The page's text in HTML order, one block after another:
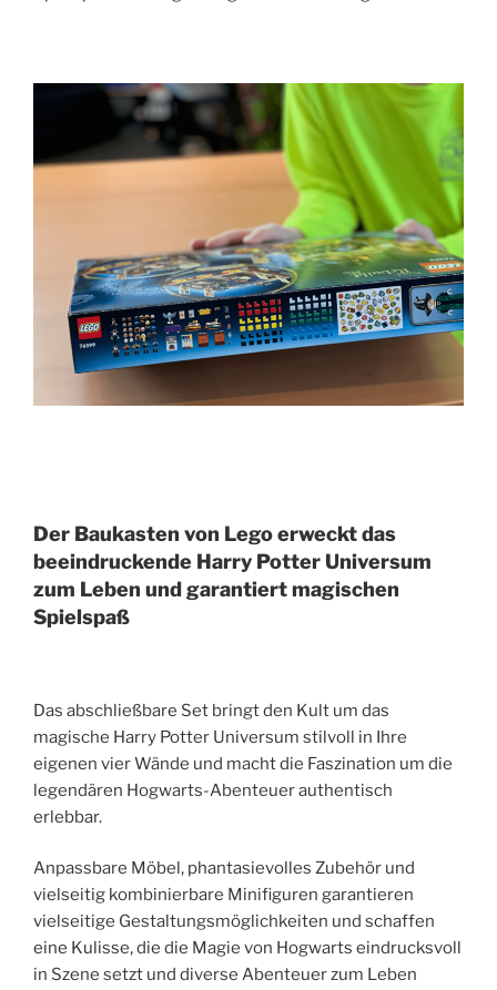
Der Baukasten von Lego erweckt das
beeindruckende Harry Potter Universum
zum Leben und garantiert magischen
Spielspaß
Das abschließbare Set bringt den Kult um das
magische Harry Potter Universum stilvoll in Ihre
eigenen vier Wände und macht die Faszination um die
legendären Hogwarts-Abenteuer authentisch
erlebbar.
Anpassbare Möbel, phantasievolles Zubehör und
vielseitig kombinierbare Minifiguren garantieren
vielseitige Gestaltungsmöglichkeiten und schaffen
eine Kulisse, die die Magie von Hogwarts eindrucksvoll
in Szene setzt und diverse Abenteuer zum Leben